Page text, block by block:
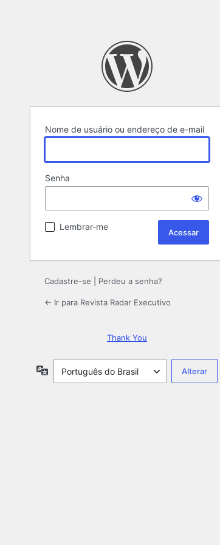
Nome de usuário ou endereço de e-mail
Senha
Lembrar-me
Cadastre-se Perdeu a senha?
← Ir para Revista Radar Executivo
Thank You
Idioma